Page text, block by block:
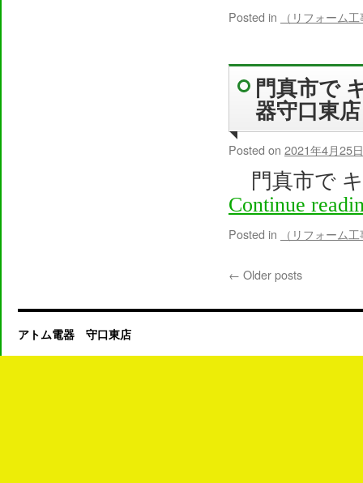
Posted in （リフォーム
門真市で
器守口東店
Posted on 2021年4月25日
門真市で
Continue
Posted in （リフォーム
← Older posts
アトム電器 守口東店